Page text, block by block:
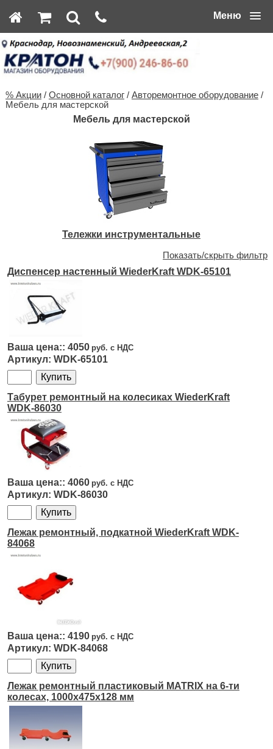
Меню
% Акции/ Основной каталог/ Авторемонтное оборудование/
Мебель для мастерской
Мебель для мастерской
Тележки инструментальные
Показать/скрыть фильтр
Диспенсер настенный WiederKraft WDK-65101
4050
WDK-65101
Табурет ремонтный на колесиках WiederKraft
WDK-86030
4060
WDK-86030
Лежак ремонтный, подкатной WiederKraft WDK-
84068
4190
WDK-84068
Лежак ремонтный пластиковый MATRIX на 6-ти
колесах, 1000х475х128 мм